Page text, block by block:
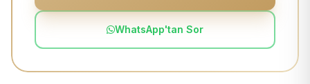
WhatsApp'tan Sor